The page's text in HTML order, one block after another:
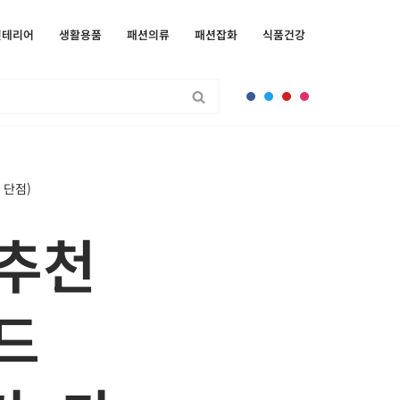
리어 생활용품 패션의류 패션잡화 식품건강
점)
천